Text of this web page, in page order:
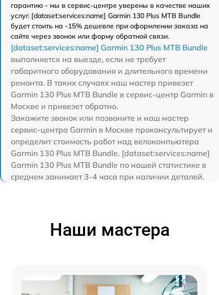
гарантию - мы в сервис-центре уверены в качестве наших
услуг. [dataset:services:name] Garmin 130 Plus MTB Bundle
будет стоить на -15% дешевле при оформлении заказа на
сайте через звонок или форму обратной связи.
[dataset:services:name] Garmin 130 Plus MTB Bundle
выполняется на выезде, если не требует
габаритного оборудования и длительного времени
ремонта. В таких случаях наш мастер привезет
Garmin 130 Plus MTB Bundle в сервис-центр Garmin в
Москве и привезет обратно.
Закажите звонок или позвоните и наш мастер
сервис-центра Garmin в Москве проконсультирует и
определит стоимость работ над велокомпьютера
Garmin 130 Plus MTB Bundle. [dataset:services:name]
Garmin 130 Plus MTB Bundle по нашей статистике в
среднем занимает 3-4 часа при наличии деталей.
Наши мастера